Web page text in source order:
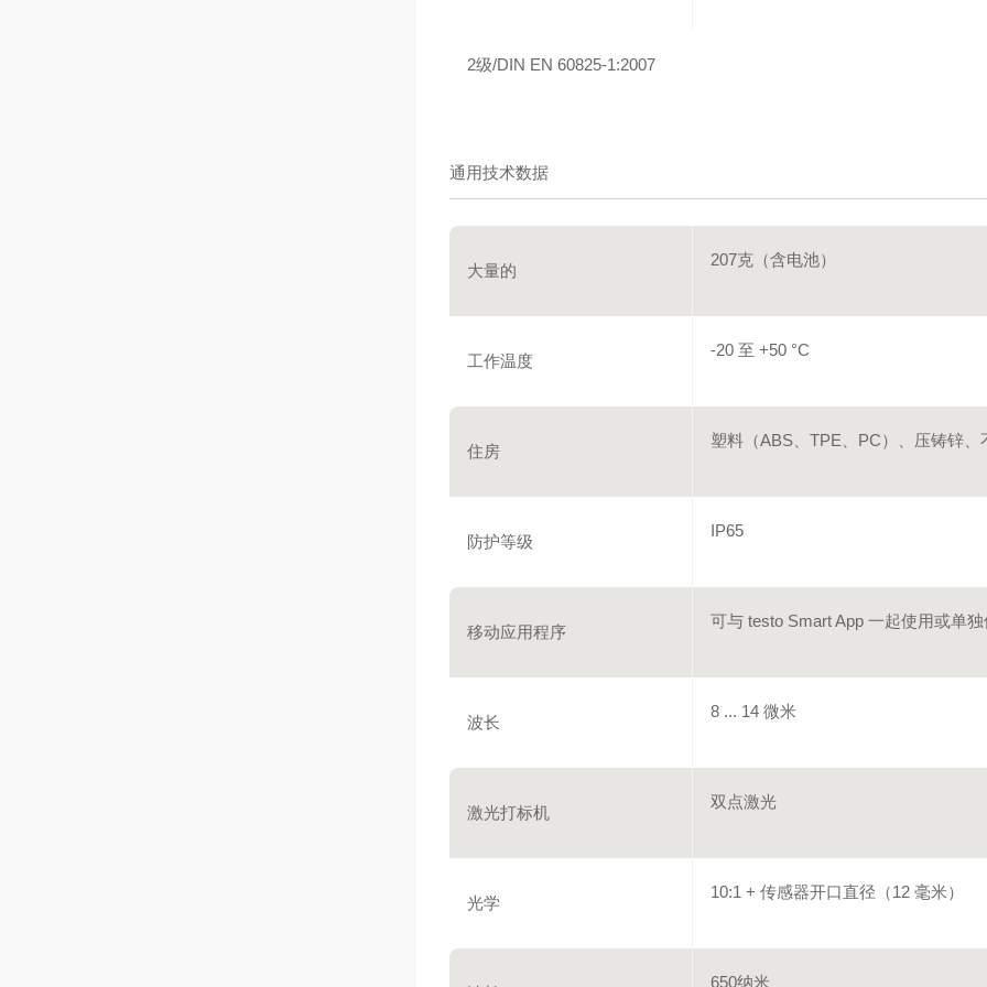
2级/DIN EN 60825-1:2007
通用技术数据
大量的
207克（含电池）
工作温度
-20 至 +50 °C
住房
塑料（ABS、TPE、PC）、压铸锌、
防护等级
IP65
移动应用程序
可与 testo Smart App 一起使用或单
波长
8 ... 14 微米
激光打标机
双点激光
光学
10:1 + 传感器开口直径（12 毫米）
650纳米